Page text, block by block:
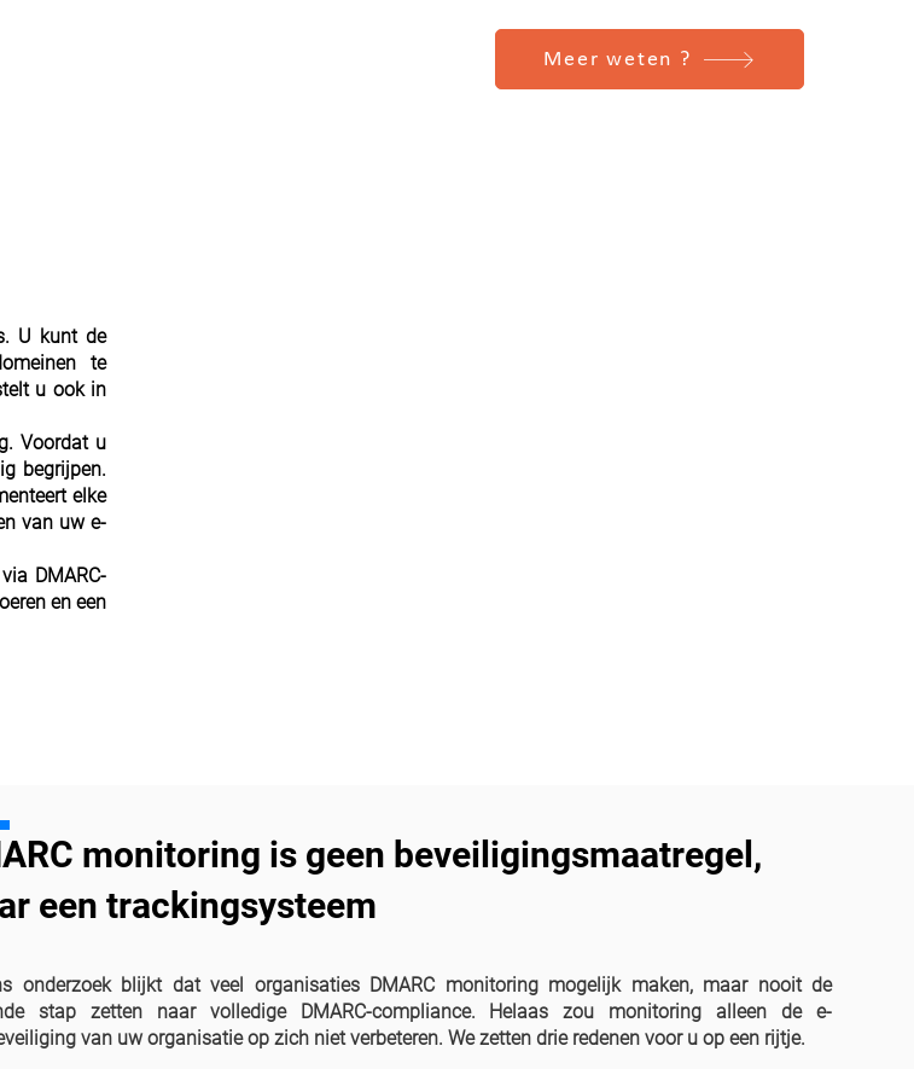
Meer weten ?
U kunt de
te
u ook in
Voordat u
begrijpen.
elke
van uw e-
DMARC-
en een
monitoring is geen beveiligingsmaatregel,
een trackingsysteem
onderzoek blijkt dat veel organisaties DMARC monitoring mogelijk maken, maar nooit de
stap zetten naar volledige DMARC-compliance. Helaas zou monitoring alleen de e-
van uw organisatie op zich niet verbeteren. We zetten drie redenen voor u op een rijtje.